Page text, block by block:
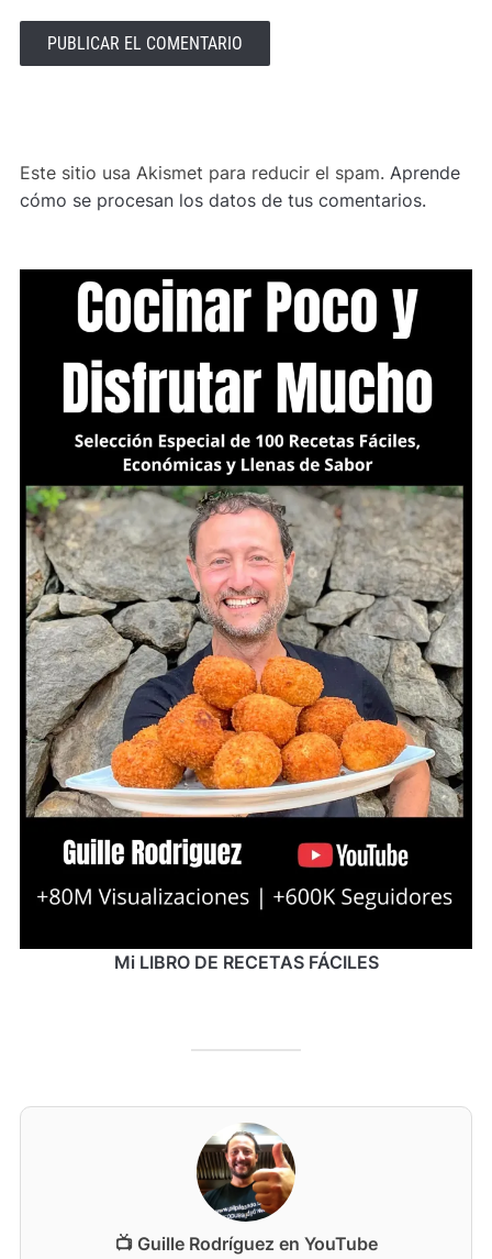
Este sitio usa Akismet para reducir el spam. Aprende
cómo se procesan los datos de tus comentarios.
Mi LIBRO DE RECETAS FÁCILES
📺 Guille Rodríguez en YouTube